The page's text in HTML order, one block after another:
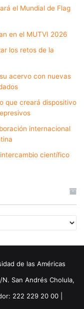
el Mundial de Flag
en el MUTVI 2026
los retos de la
acervo con nuevas
que creará dispositivo
internacional
científico
de las Américas
San Andrés Cholula,
222 229 20 00 |